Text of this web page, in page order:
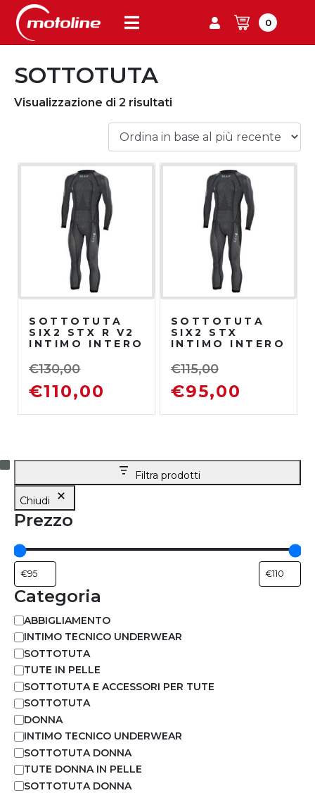
0
SOTTOTUTA
Visualizzazione di 2 risultati
SOTTOTUTA
SIX2 STX R V2
INTIMO INTERO
€130,00
€110,00
SOTTOTUTA
SIX2 STX
INTIMO INTERO
€115,00
€95,00
Filtra prodotti
Chiudi
Prezzo
Categoria
ABBIGLIAMENTO
INTIMO TECNICO UNDERWEAR
SOTTOTUTA
TUTE IN PELLE
SOTTOTUTA E ACCESSORI PER TUTE
SOTTOTUTA
DONNA
INTIMO TECNICO UNDERWEAR
SOTTOTUTA DONNA
TUTE DONNA IN PELLE
SOTTOTUTA DONNA